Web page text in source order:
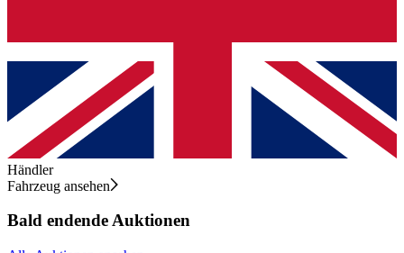
Händler
Fahrzeug ansehen
Bald endende Auktionen